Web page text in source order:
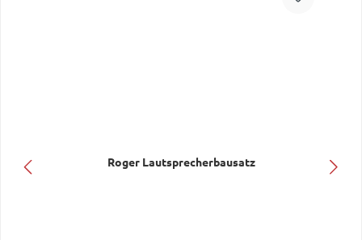
Roger Lautsprecherbausatz